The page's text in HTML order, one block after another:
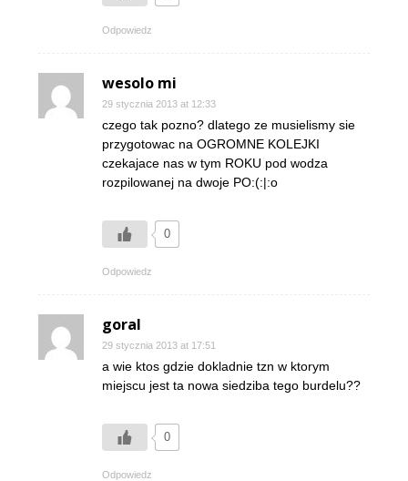
Odpowiedz
wesolo mi
29 stycznia 2013 at 12:33
czego tak pozno? dlatego ze musielismy sie
przygotowac na OGROMNE KOLEJKI
czekajace nas w tym ROKU pod wodza
rozpilowanej na dwoje PO:(:|:o
0
Odpowiedz
goral
29 stycznia 2013 at 17:51
a wie ktos gdzie dokladnie tzn w ktorym
miejscu jest ta nowa siedziba tego burdelu??
0
Odpowiedz